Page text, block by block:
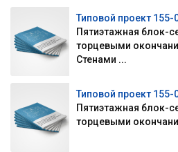
Типовой проект 155-
Пятиэтажная блок-
торцевыми
Стенами ...
Типовой проект 155-
Пятиэтажная блок-
торцевыми